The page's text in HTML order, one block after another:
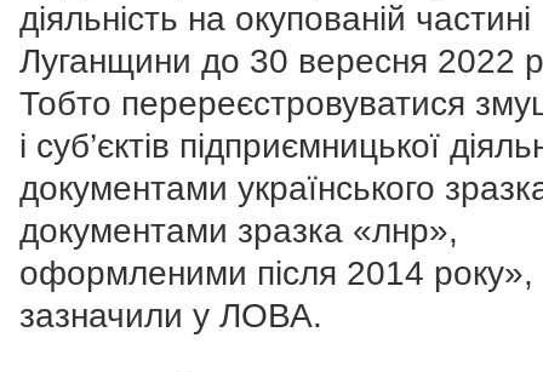
діяльність на окупованій частині
Луганщини до 30 вересня 2022
Тобто перереєстровуватися
і суб’єктів підприємницької
документами українського
документами зразка «лнр»,
оформленими після 2014 року»,
зазначили у ЛОВА.